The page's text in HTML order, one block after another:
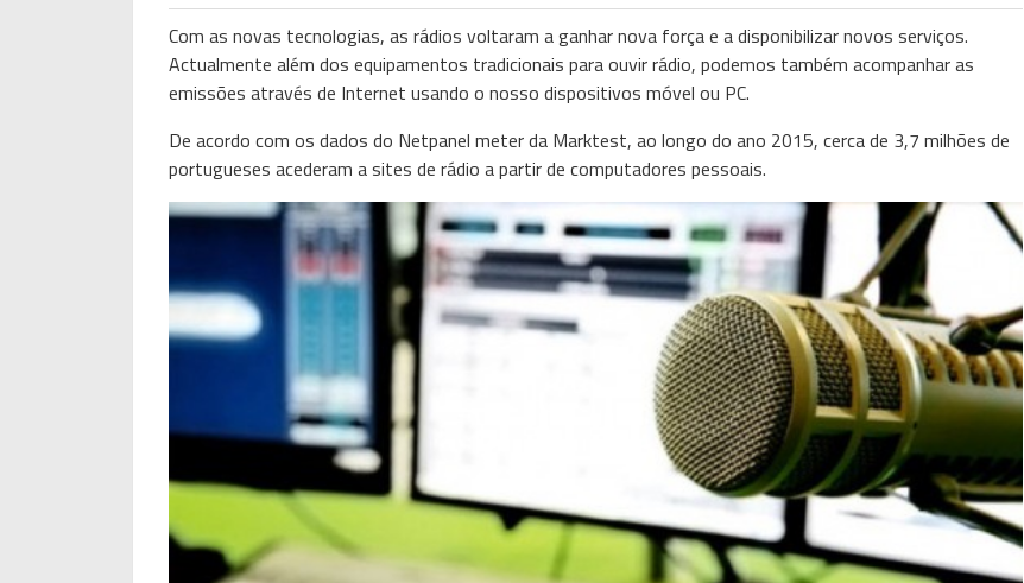
Com as novas tecnologias, as rádios voltaram a ganhar nova força e a disponibilizar novos serviços.
Actualmente além dos equipamentos tradicionais para ouvir rádio, podemos também acompanhar as
emissões através de Internet usando o nosso dispositivos móvel ou PC.
De acordo com os dados do Netpanel meter da Marktest, ao longo do ano 2015, cerca de 3,7 milhões de
portugueses acederam a sites de rádio a partir de computadores pessoais.